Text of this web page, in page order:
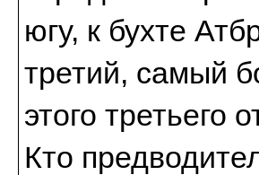
югу, к бухте
третий, самый
этого
Кто